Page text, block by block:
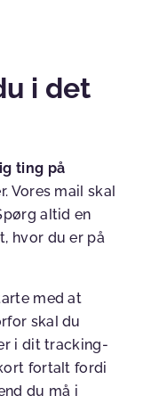
i det
ting på
Vores mail skal
altid en
hvor du er på
med at
skal du
i dit tracking-
fortalt fordi
du må i